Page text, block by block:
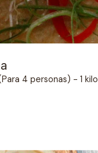
4 personas) - 1 kilo